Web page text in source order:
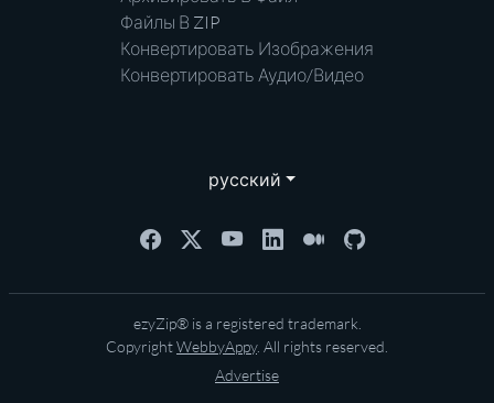
Файлы В ZIP
Конвертировать Изображения
Конвертировать Аудио/Видео
русский
ezyZip® is a registered trademark.
CopyrightWebbyAppy. All rights reserved.
Advertise